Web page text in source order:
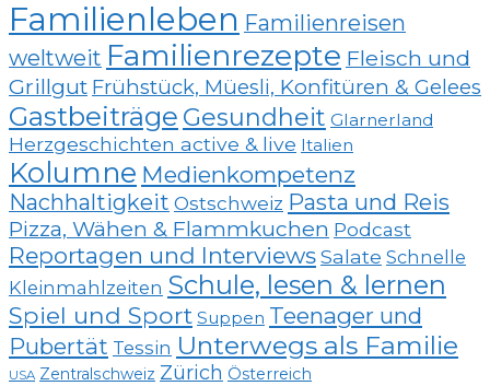
Familienleben Familienreisen
weltweit Familienrezepte Fleisch und
Grillgut Frühstück, Müesli, Konfitüren & Gelees
Gastbeiträge Gesundheit Glarnerland
Herzgeschichten active & live Italien
Kolumne Medienkompetenz
Nachhaltigkeit Ostschweiz Pasta und Reis
Pizza, Wähen & Flammkuchen Podcast
Reportagen und InterviewsSalate Schnelle
Kleinmahlzeiten Schule, lesen & lernen
Spiel und Sport Suppen Teenager und
Pubertät Tessin Unterwegs als Familie
USA Zentralschweiz Zürich Österreich